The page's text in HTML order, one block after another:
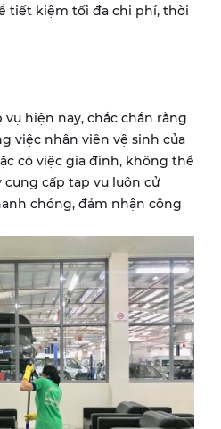
tiết kiệm tối đa chi phí, thời
hiện nay, chắc chắn rằng
việc nhân viên vệ sinh của
có việc gia đình, không thể
cấp tạp vụ luôn cử
chóng, đảm nhận công